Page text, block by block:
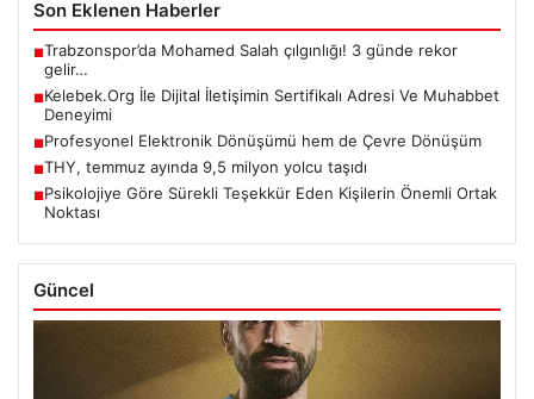
Son Eklenen Haberler
■Trabzonspor’da Mohamed Salah çılgınlığı! 3 günde rekor
gelir…
■Kelebek.Org İle Dijital İletişimin Sertifikalı Adresi Ve Muhabbet
Deneyimi
■Profesyonel Elektronik Dönüşümü hem de Çevre Dönüşüm
■THY, temmuz ayında 9,5 milyon yolcu taşıdı
■Psikolojiye Göre Sürekli Teşekkür Eden Kişilerin Önemli Ortak
Noktası
Güncel